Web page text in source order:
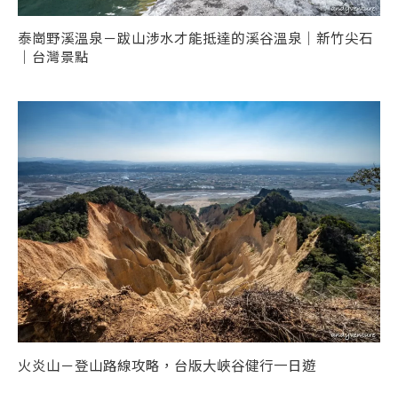
泰崗野溪溫泉－跋山涉水才能抵達的溪谷溫泉｜新竹尖石
｜台灣景點
火炎山－登山路線攻略，台版大峽谷健行一日遊